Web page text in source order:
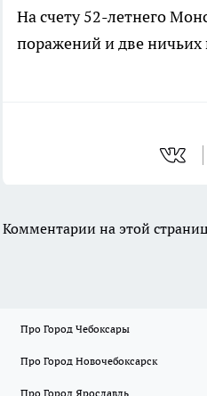
На счету 52-летнего
поражений и две
Комментарии на этой
Про Город Чебоксары
Про Город Новочебоксарск
Про Город Ярославль